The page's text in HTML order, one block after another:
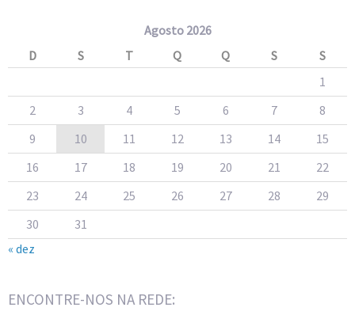
Agosto 2026
D
S T Q Q S
S
1
2
3 4 5 6 7
8
9
10 11 12 13 14
15
16
17 18 19 20 21
22
23
24 25 26 27 28
29
30
31
« dez
ENCONTRE-NOS NA REDE: